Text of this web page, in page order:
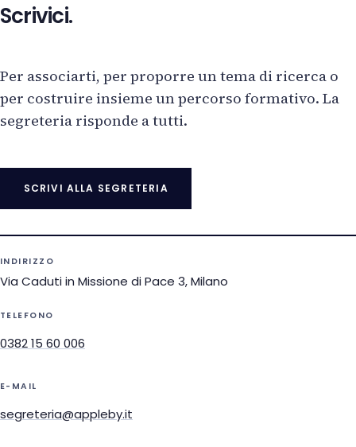
Scrivici.
Per associarti, per proporre un tema di ricerca o
per costruire insieme un percorso formativo. La
segreteria risponde a tutti.
SCRIVI ALLA SEGRETERIA
INDIRIZZO
Via Caduti in Missione di Pace 3, Milano
TELEFONO
0382 15 60 006
E-MAIL
segreteria@appleby.it